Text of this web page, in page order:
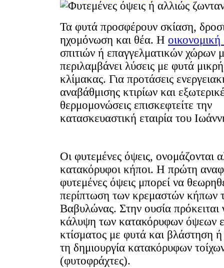
Τα φυτά προσφέρουν σκίαση,
ηχομόνωση και θέα. Η οικονομική
σπιτιών ή επαγγελματικών χώρων
περιλαμβάνει λύσεις με φυτά
κλίμακας. Για προτάσεις
αναβάθμισης κτιρίων και
θερμομονώσεις επισκεφτείτε την
κατασκευαστική εταιρία του
Οι φυτεμένες όψεις, ονομάζονται
κατακόρυφοι κήποι. Η πρώτη
φυτεμένες όψεις μπορεί να
περίπτωση των κρεμαστών κήπων
Βαβυλώνας. Στην ουσία πρόκειται
κάλυψη των κατακόρυφων όψεων
κτίσματος με φυτά και βλάστηση
τη δημιουργία κατακόρυφων
(φυτοφράχτες).